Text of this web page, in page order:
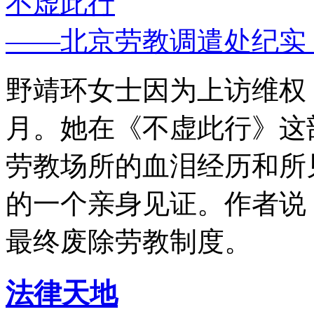
——北京劳教调遣处纪实
野靖环女士因为上访维
月。她在《不虚此行》
劳教场所的血泪经历和
的一个亲身见证。作者
最终废除劳教制度。
法律天地